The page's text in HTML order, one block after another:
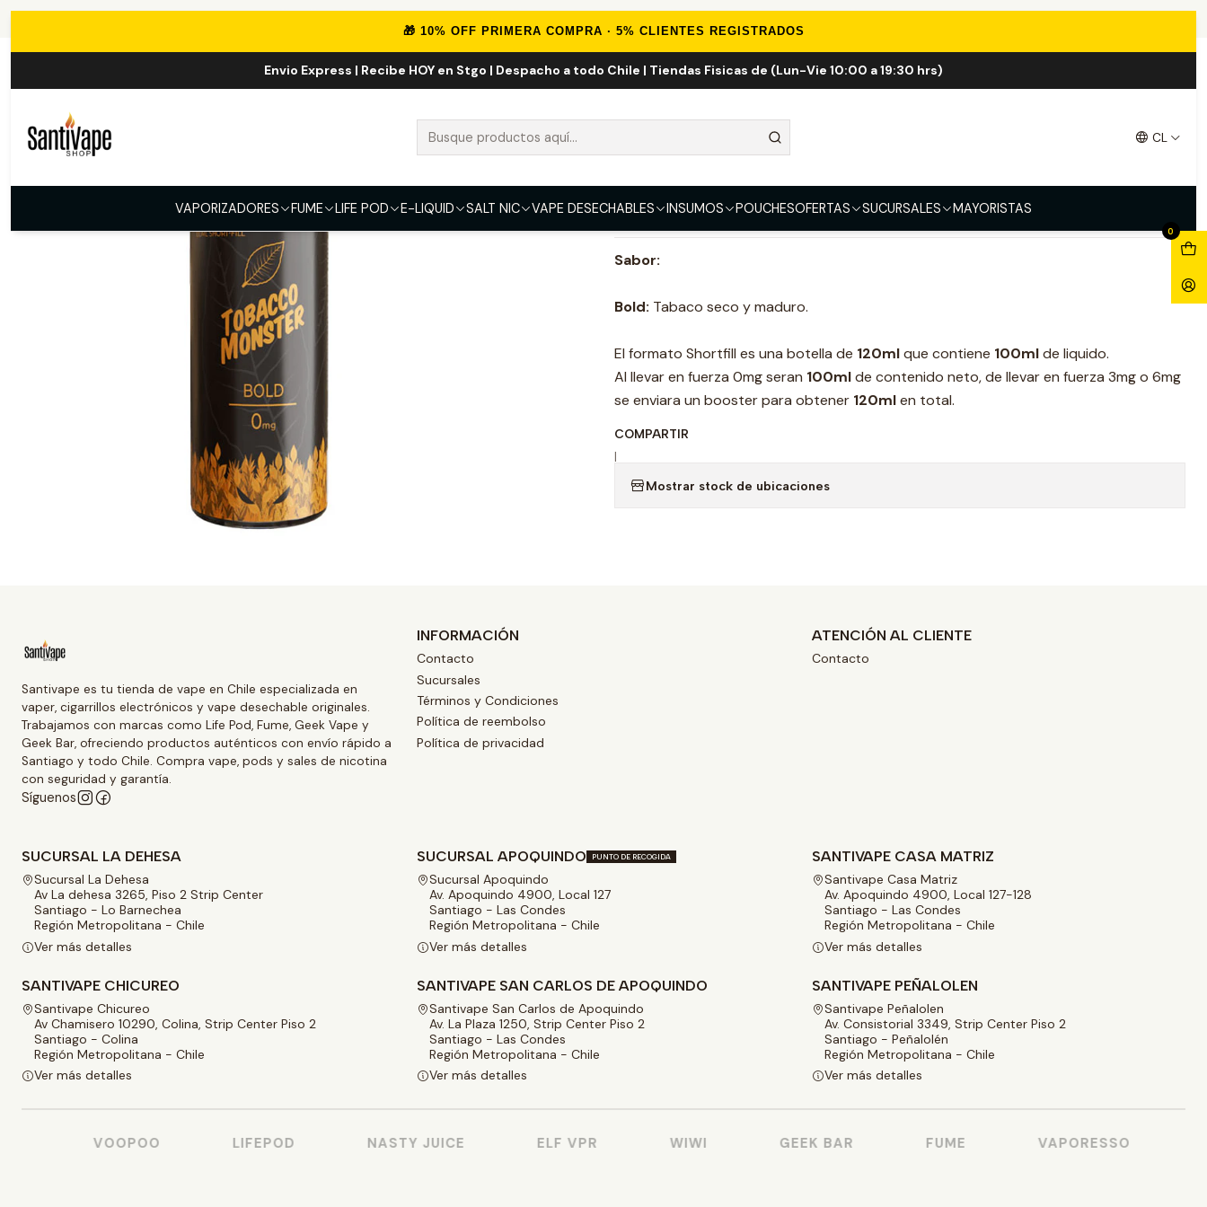
🎁 10% OFF PRIMERA COMPRA · 5% CLIENTES REGISTRADOS
Envio Express | Recibe HOY en Stgo | Despacho a todo Chile | Tiendas Fisicas de (Lun-Vie 10:00 a 19:30 hrs)
CL
VAPORIZADORES FUME LIFE POD E-LIQUID SALT NIC VAPE DESECHABLES INSUMOS POUCHESOFERTAS SUCURSALES MAYORISTAS
0
Tobacco Bold 100ml Shortfill
0mg 3mg 6mg
Sabor:
Bold: Tabaco seco y maduro.
El formato Shortfill es una botella de 120mlque contiene 100mlde liquido.
Al llevar en fuerza 0mg seran 100mlde contenido neto, de llevar en fuerza 3mg o 6mg
se enviara un booster para obtener 120mlen total.
COMPARTIR
|
Mostrar stock de ubicaciones
Santivape es tu tienda de vape en Chile especializada en
vaper, cigarrillos electrónicos y vape desechable originales.
Trabajamos con marcas como Life Pod, Fume, Geek Vape y
Geek Bar, ofreciendo productos auténticos con envío rápido a
Santiago y todo Chile. Compra vape, pods y sales de nicotina
con seguridad y garantía.
Síguenos
INFORMACIÓN
Contacto
Sucursales
Términos y Condiciones
Política de reembolso
Política de privacidad
ATENCIÓN AL CLIENTE
Contacto
SUCURSAL LA DEHESA
Sucursal La Dehesa
Av La dehesa 3265, Piso 2 Strip Center
Santiago - Lo Barnechea
Región Metropolitana - Chile
Ver más detalles
SUCURSAL APOQUINDO PUNTO DE RECOGIDA
Sucursal Apoquindo
Av. Apoquindo 4900, Local 127
Santiago - Las Condes
Región Metropolitana - Chile
Ver más detalles
SANTIVAPE CASA MATRIZ
Santivape Casa Matriz
Av. Apoquindo 4900, Local 127-128
Santiago - Las Condes
Región Metropolitana - Chile
Ver más detalles
SANTIVAPE CHICUREO
Santivape Chicureo
Av Chamisero 10290, Colina, Strip Center Piso 2
Santiago - Colina
Región Metropolitana - Chile
Ver más detalles
SANTIVAPE SAN CARLOS DE APOQUINDO
Santivape San Carlos de Apoquindo
Av. La Plaza 1250, Strip Center Piso 2
Santiago - Las Condes
Región Metropolitana - Chile
Ver más detalles
SANTIVAPE PEÑALOLEN
Santivape Peñalolen
Av. Consistorial 3349, Strip Center Piso 2
Santiago - Peñalolén
Región Metropolitana - Chile
Ver más detalles
VOOPOO LIFEPOD NASTY JUICE ELF VPR WIWI GEEK BAR FUME VAPORESSO